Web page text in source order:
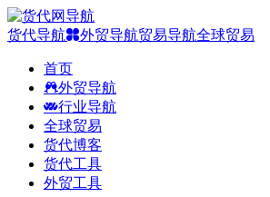
货代导航 外贸导航贸易导航全球贸易
首页
外贸导航
行业导航
全球贸易
货代博客
货代工具
外贸工具